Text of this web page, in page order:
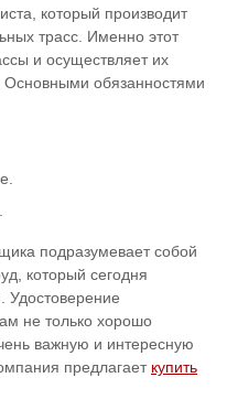
который производит
трасс. Именно этот
и осуществляет их
обязанностями
подразумевает собой
который сегодня
Удостоверение
не только хорошо
важную и интересную
предлагает купить